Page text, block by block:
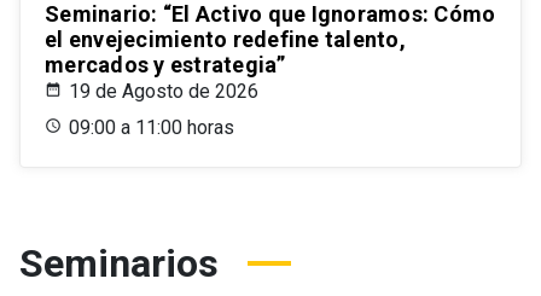
Seminario: “El Activo que Ignoramos: Cómo
el envejecimiento redefine talento,
mercados y estrategia”
19 de Agosto de 2026
09:00 a 11:00 horas
Seminarios